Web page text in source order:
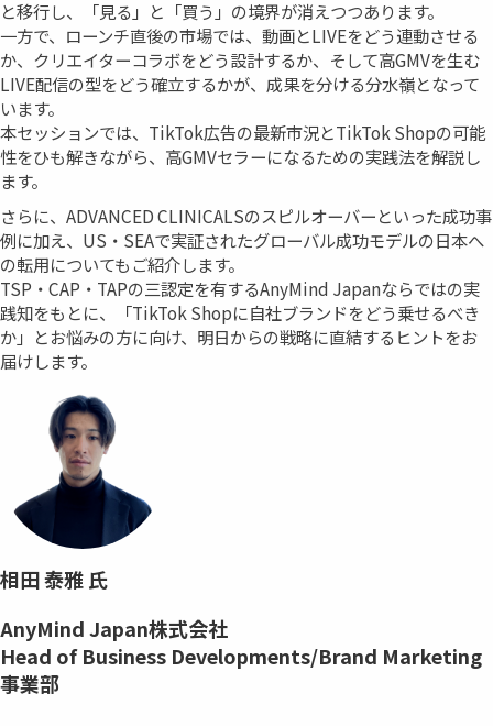
と移行し、「見る」と「買う」の境界が消えつつあります。
一方で、ローンチ直後の市場では、動画とLIVEをどう連動させる
か、クリエイターコラボをどう設計するか、そして高GMVを生む
LIVE配信の型をどう確立するかが、成果を分ける分水嶺となって
います。
本セッションでは、TikTok広告の最新市況とTikTok Shopの可能
性をひも解きながら、高GMVセラーになるための実践法を解説し
ます。
さらに、ADVANCED CLINICALSのスピルオーバーといった成功事
例に加え、US・SEAで実証されたグローバル成功モデルの日本へ
の転用についてもご紹介します。
TSP・CAP・TAPの三認定を有するAnyMind Japanならではの実
践知をもとに、「TikTok Shopに自社ブランドをどう乗せるべき
か」とお悩みの方に向け、明日からの戦略に直結するヒントをお
届けします。
相田 泰雅 氏
AnyMind Japan株式会社
Head of Business Developments/Brand Marketing
事業部